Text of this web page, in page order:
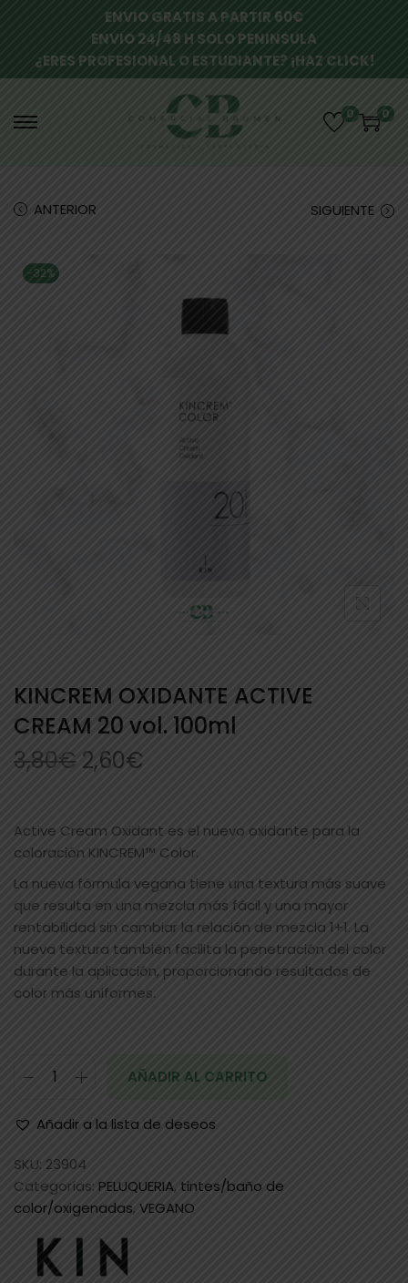
ENVIO GRATIS A PARTIR 60€
ENVIO 24/48 H SOLO PENINSULA
¿ERES PROFESIONAL O ESTUDIANTE? ¡HAZ CLICK!
0 0
ANTERIOR SIGUIENTE
-32%
KINCREM OXIDANTE ACTIVE
CREAM 20 vol. 100ml
3,80€ 2,60€
Active Cream Oxidant es el nuevo oxidante para la
coloración KINCREM™ Color.
La nueva fórmula vegana tiene una textura más suave
que resulta en una mezcla más fácil y una mayor
rentabilidad sin cambiar la relación de mezcla 1+1. La
nueva textura también facilita la penetración del color
durante la aplicación, proporcionando resultados de
color más uniformes.
AÑADIR AL CARRITO
Añadir a la lista de deseos
SKU: 23904
Categorías: PELUQUERIA, tintes/baño de
color/oxigenadas, VEGANO